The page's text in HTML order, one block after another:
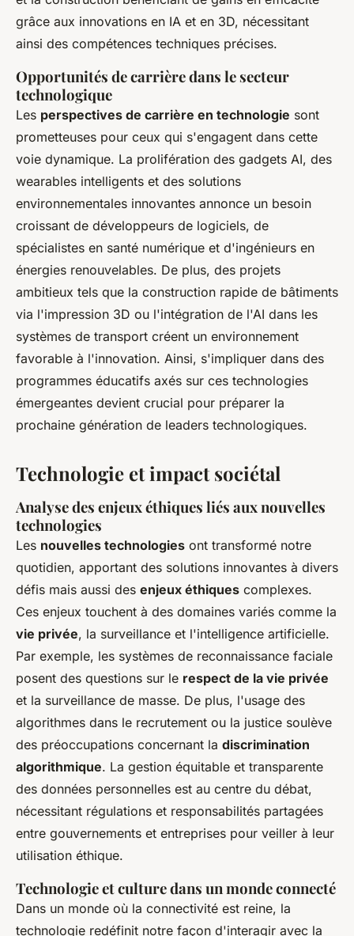
grâce aux innovations en IA et en 3D, nécessitant
ainsi des compétences techniques précises.
Opportunités de carrière dans le secteur
technologique
Les perspectives de carrière en technologie sont
prometteuses pour ceux qui s'engagent dans cette
voie dynamique. La prolifération des gadgets AI, des
wearables intelligents et des solutions
environnementales innovantes annonce un besoin
croissant de développeurs de logiciels, de
spécialistes en santé numérique et d'ingénieurs en
énergies renouvelables. De plus, des projets
ambitieux tels que la construction rapide de bâtiments
via l'impression 3D ou l'intégration de l'AI dans les
systèmes de transport créent un environnement
favorable à l'innovation. Ainsi, s'impliquer dans des
programmes éducatifs axés sur ces technologies
émergeantes devient crucial pour préparer la
prochaine génération de leaders technologiques.
Technologie et impact sociétal
Analyse des enjeux éthiques liés aux nouvelles
technologies
Les nouvelles technologies ont transformé notre
quotidien, apportant des solutions innovantes à divers
défis mais aussi des enjeux éthiques complexes.
Ces enjeux touchent à des domaines variés comme la
vie privée, la surveillance et l'intelligence artificielle.
Par exemple, les systèmes de reconnaissance faciale
posent des questions sur le respect de la vie privée
et la surveillance de masse. De plus, l'usage des
algorithmes dans le recrutement ou la justice soulève
des préoccupations concernant la discrimination
algorithmique. La gestion équitable et transparente
des données personnelles est au centre du débat,
nécessitant régulations et responsabilités partagées
entre gouvernements et entreprises pour veiller à leur
utilisation éthique.
Technologie et culture dans un monde connecté
Dans un monde où la connectivité est reine, la
technologie redéfinit notre façon d'interagir avec la